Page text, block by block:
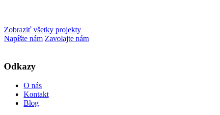
Zobraziť všetky projekty
Napíšte nám Zavolajte nám
Odkazy
O nás
Kontakt
Blog